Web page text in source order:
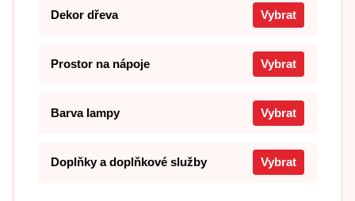
Dekor dřeva Vybrat
Prostor na nápoje Vybrat
Barva lampy Vybrat
Doplňky a doplňkové služby Vybrat